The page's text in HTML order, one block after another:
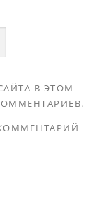
В ЭТОМ